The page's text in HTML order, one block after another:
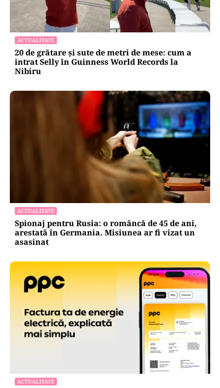
ACTUALITATE
20 de grătare și sute de metri de mese: cum a
intrat Selly în Guinness World Records la
Nibiru
ACTUALITATE
Spionaj pentru Rusia: o româncă de 45 de ani,
arestată în Germania. Misiunea ar fi vizat un
asasinat
ACTUALITATE